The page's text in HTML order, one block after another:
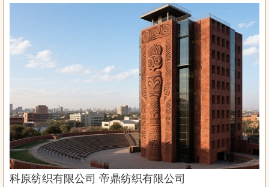
科原纺织有限公司 帝鼎纺织有限公司